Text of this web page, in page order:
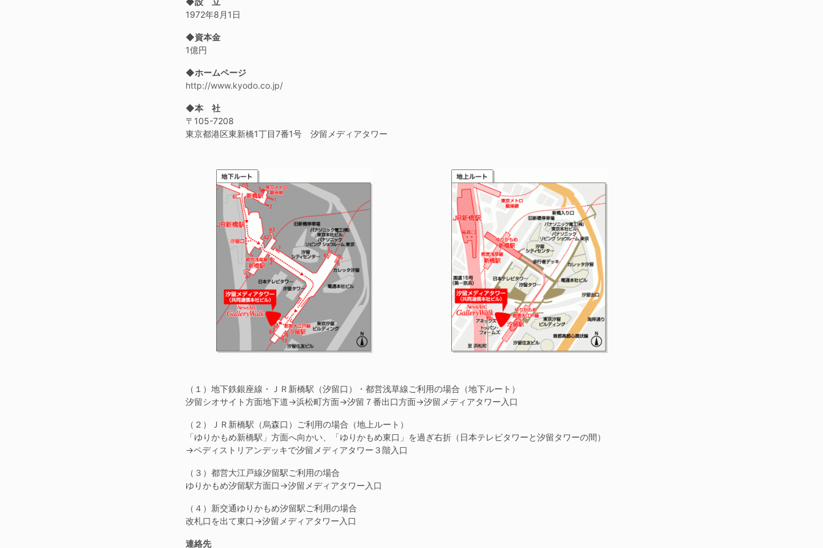
1972年8月1日
◆資本金
1億円
◆ホームページ
http://www.kyodo.co.jp/
◆本 社
〒105-7208
東京都港区東新橋1丁目7番1号 汐留メディアタワー
（１）地下鉄銀座線・ＪＲ新橋駅（汐留口）・都営浅草線ご利用の場合（地下ルート）
汐留シオサイト方面地下道→浜松町方面→汐留７番出口方面→汐留メディアタワー入口
（２）ＪＲ新橋駅（烏森口）ご利用の場合（地上ルート）
「ゆりかもめ新橋駅」方面へ向かい、「ゆりかもめ東口」を過ぎ右折（日本テレビタワーと汐留タワーの間）
→ペディストリアンデッキで汐留メディアタワー３階入口
（３）都営大江戸線汐留駅ご利用の場合
ゆりかもめ汐留駅方面口→汐留メディアタワー入口
（４）新交通ゆりかもめ汐留駅ご利用の場合
改札口を出て東口→汐留メディアタワー入口
連絡先